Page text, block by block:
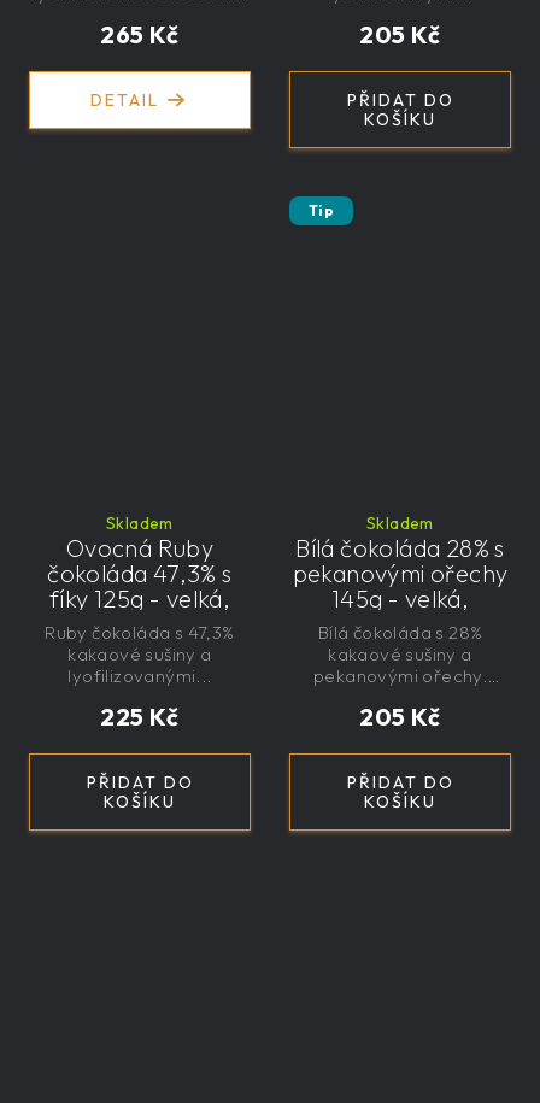
265 Kč
DETAIL
205 Kč
PŘIDAT DO
KOŠÍKU
Skladem
Ovocná Ruby
čokoláda 47,3% s
fíky 125g - velká,
řemeslná,
exkluzivní, dárková
225 Kč
PŘIDAT DO
KOŠÍKU
Ruby čokoláda s 47,3%
kakaové sušiny a
lyofilizovanými...
Tip
Skladem
Bílá čokoláda 28% s
pekanovými ořechy
145g - velká,
řemeslná,
exkluzivní, dárková
205 Kč
PŘIDAT DO
KOŠÍKU
Bílá čokoláda s 28%
kakaové sušiny a
pekanovými ořechy.